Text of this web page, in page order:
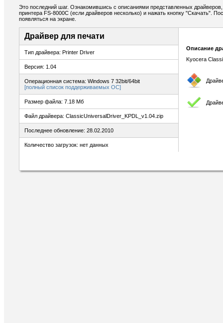
Это последний шаг. Ознакомившись с описаниями представленных
принтера FS-8000C (если драйверов несколько) и нажать кнопку "Скачать".
появляться на экране.
Драйвер для печати
Тип драйвера: Printer Driver
Версия: 1.04
Операционная система: Windows 7 32bit/64bit
[полный список поддерживаемых ОС]
Размер файла: 7.18 Мб
Файл драйвера: ClassicUniversalDriver_KPDL_v1.04.zip
Последнее обновление: 28.02.2010
Количество загрузок: нет данных
Описание
Kyocera